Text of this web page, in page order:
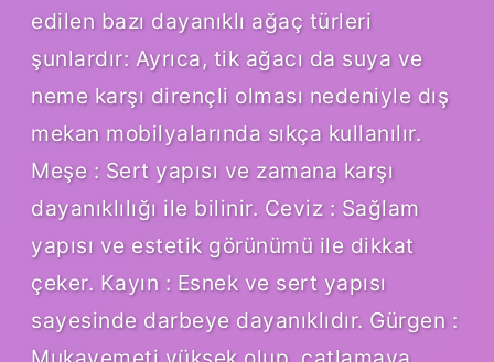
edilen bazı dayanıklı ağaç türleri
şunlardır: Ayrıca, tik ağacı da suya ve
neme karşı dirençli olması nedeniyle dış
mekan mobilyalarında sıkça kullanılır.
Meşe : Sert yapısı ve zamana karşı
dayanıklılığı ile bilinir. Ceviz : Sağlam
yapısı ve estetik görünümü ile dikkat
çeker. Kayın : Esnek ve sert yapısı
sayesinde darbeye dayanıklıdır. Gürgen :